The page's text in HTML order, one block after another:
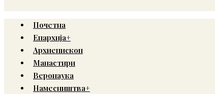
Почетна
Епархија+
Архиепископ
Манастири
Веронаука
Намесништва+